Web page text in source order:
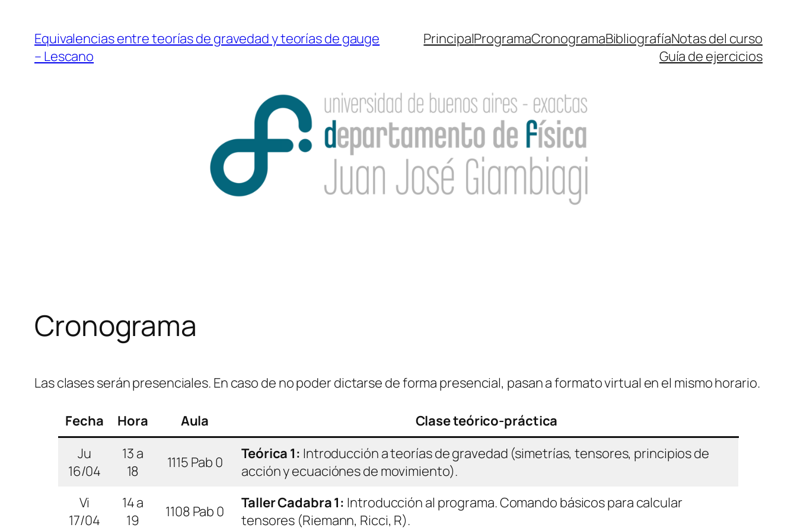
contenido
Equivalencias entre teorías de gravedad y teorías de gauge
– Lescano
PrincipalProgramaCronogramaBibliografíaNotas del curso
Guía de ejercicios
Cronograma
Las clases serán presenciales. En caso de no poder dictarse de forma presencial, pasan a formato virtual en el mismo horario.
Fecha Hora Aula
Clase teórico-práctica
Ju
16/04
13 a
18
1115 Pab 0 Teórica 1: Introducción a teorías de gravedad (simetrías, tensores, principios de
acción y ecuaciónes de movimiento).
Vi
17/04
14 a
19
1108 Pab 0 Taller Cadabra 1: Introducción al programa. Comando básicos para calcular
tensores (Riemann, Ricci, R).